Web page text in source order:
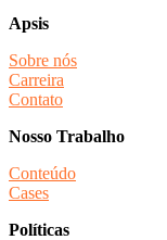
Apsis
Sobre nós
Carreira
Contato
Nosso Trabalho
Conteúdo
Cases
Políticas